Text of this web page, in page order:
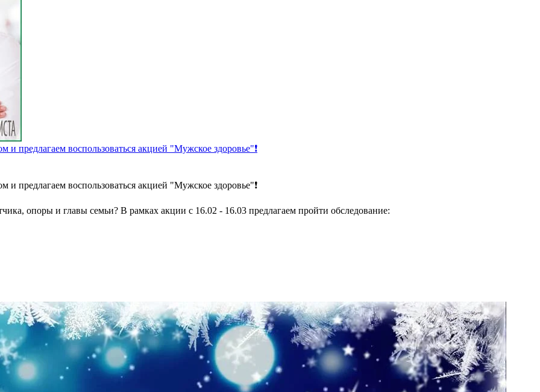
предлагаем воспользоваться акцией "Мужское здоровье"❗
предлагаем воспользоваться акцией "Мужское здоровье"❗
опоры и главы семьи? В рамках акции с 16.02 - 16.03 предлагаем пройти обследование: